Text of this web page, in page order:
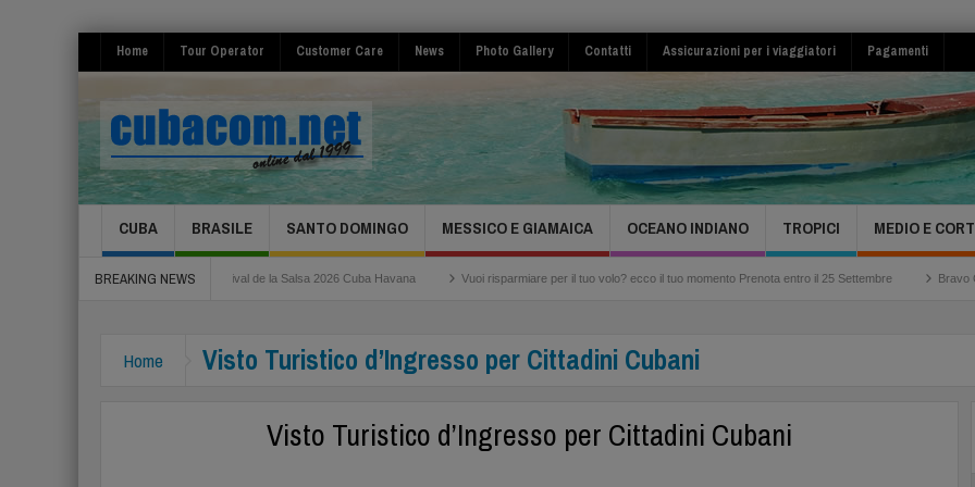
Home Tour Operator Customer Care News Photo Gallery Contatti Assicurazioni per i viaggiatori Pagamenti
CUBA BRASILE SANTO DOMINGO MESSICO E GIAMAICA OCEANO INDIANO TROPICI MEDIO E
BREAKING NEWS
Festival de la Salsa 2026 Cuba Havana Vuoi risparmiare per il tuo volo? ecco il tuo momento Prenota entro il 25 Settembre Bravo Club Viva
Home Visto Turistico d’Ingresso per Cittadini Cubani
Visto Turistico d’Ingresso per Cittadini Cubani